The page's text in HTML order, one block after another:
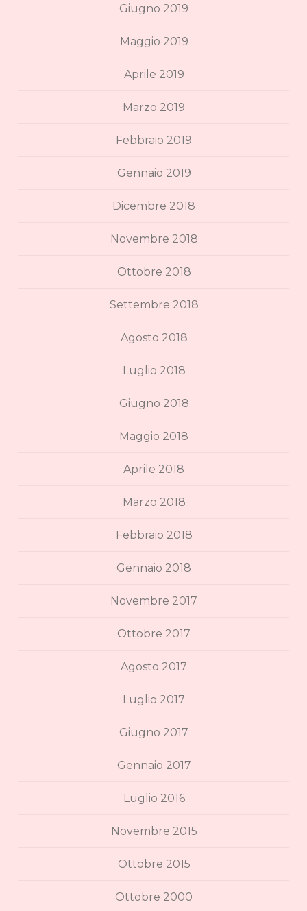
Giugno 2019
Maggio 2019
Aprile 2019
Marzo 2019
Febbraio 2019
Gennaio 2019
Dicembre 2018
Novembre 2018
Ottobre 2018
Settembre 2018
Agosto 2018
Luglio 2018
Giugno 2018
Maggio 2018
Aprile 2018
Marzo 2018
Febbraio 2018
Gennaio 2018
Novembre 2017
Ottobre 2017
Agosto 2017
Luglio 2017
Giugno 2017
Gennaio 2017
Luglio 2016
Novembre 2015
Ottobre 2015
Ottobre 2000